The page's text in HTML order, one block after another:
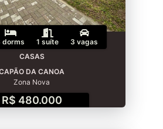
dorms 1 suíte
3 vagas
CASAS
DA CANOA
Zona Nova
R$ 480.000